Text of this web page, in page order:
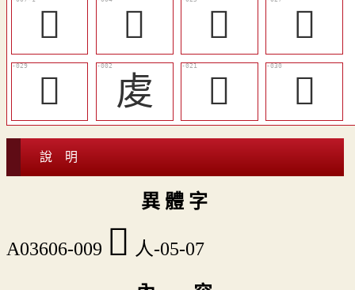
󵍅
󵍂 󵍐
󵍒
󵍔
䖍 󵍍 󵍕
說 明
異 體 字
A03606-009 󵍇 人-05-07